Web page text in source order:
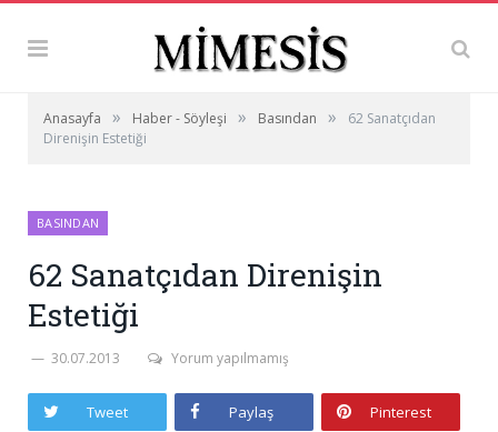
Anasayfa » Haber - Söyleşi » Basından »
62 Sanatçıdan
Direnişin Estetiği
BASINDAN
62 Sanatçıdan Direnişin
Estetiği
30.07.2013 Yorum yapılmamış
Tweet Paylaş Pinterest